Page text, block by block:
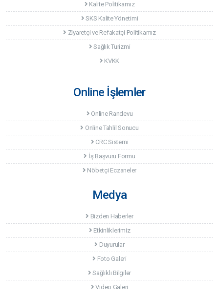
Kalite Politikamız
SKS Kalite Yönetimi
Ziyaretçi ve Refakatçi Politikamız
Sağlık Turizmi
KVKK
Online İşlemler
Online Randevu
Online Tahlil Sonucu
CRC Sistemi
İş Başvuru Formu
Nöbetçi Eczaneler
Medya
Bizden Haberler
Etkinliklerimiz
Duyurular
Foto Galeri
Sağlıklı Bilgiler
Video Galeri